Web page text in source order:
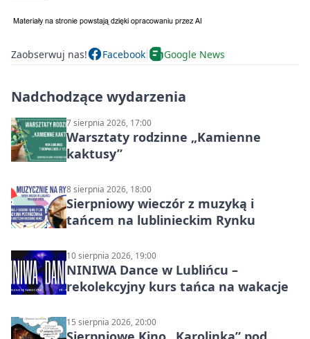
Zaobserwuj nas! Facebook Google News
Nadchodzące wydarzenia
7 sierpnia 2026, 17:00
Warsztaty rodzinne „Kamienne
kaktusy”
8 sierpnia 2026, 18:00
Sierpniowy wieczór z muzyką i
tańcem na lublinieckim Rynku
10 sierpnia 2026, 19:00
NINIWA Dance w Lublińcu –
rekolekcyjny kurs tańca na wakacje
15 sierpnia 2026, 20:00